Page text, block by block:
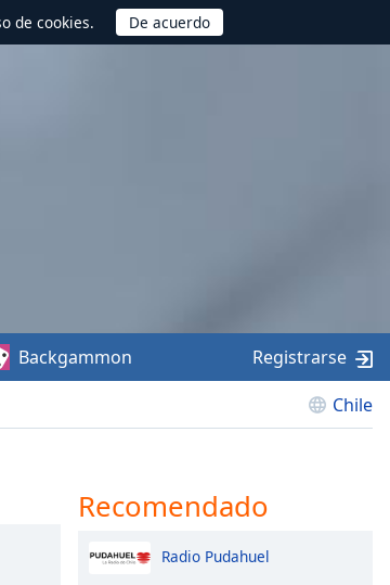
de cookies.
Chile
Backgammon Registrarse
Recomendado
Radio Pudahuel